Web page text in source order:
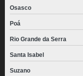
Osasco
Poá
Rio Grande da Serra
Santa Isabel
Suzano